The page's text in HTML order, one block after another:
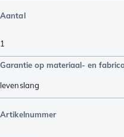
Aantal
1
Garantie op materiaal- en
levenslang
Artikelnummer